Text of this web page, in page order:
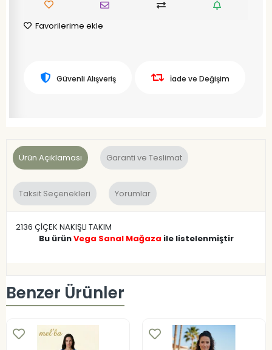
Favorilerime ekle
Güvenli Alışveriş İade ve Değişim
Ürün Açıklaması Garanti ve Teslimat
Taksit Seçenekleri Yorumlar
2136 ÇİÇEK NAKIŞLI TAKIM
Bu ürünVega Sanal Mağaza ile listelenmiştir
Benzer Ürünler